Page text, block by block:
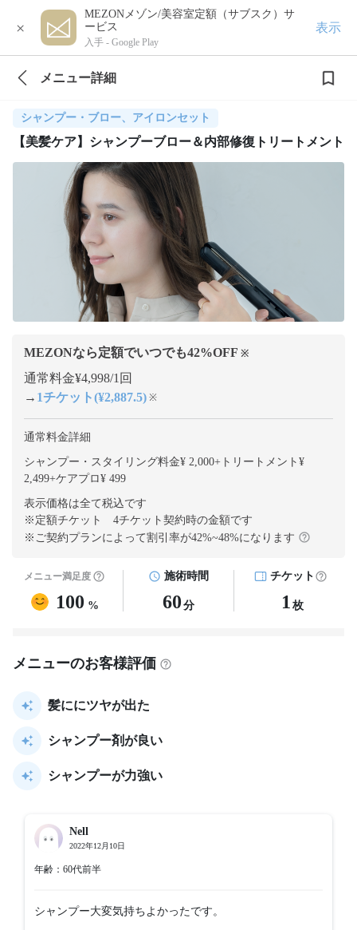
×
MEZONメゾン/美容室定額（サブスク）サ
ービス
入手 - Google Play
表示
メニュー詳細
シャンプー・ブロー、アイロンセット
【美髪ケア】シャンプーブロー＆内部修復トリートメント
MEZONなら定額でいつでも42%OFF ※
通常料金¥4,998/1回
→ 1チケット(¥2,887.5) ※
通常料金詳細
シャンプー・スタイリング料金¥ 2,000+ トリートメント¥
2,499+ケアプロ¥ 499
表示価格は全て税込です
※定額チケット 4チケット契約時の金額です
※ご契約プランによって割引率が42%~48%になります
メニュー満足度
100 %
施術時間
60 分
チケット
1 枚
メニューのお客様評価
髪ににツヤが出た
シャンプー剤が良い
シャンプーが力強い
Nell
2022年12月10日
年齢：60代前半
シャンプー大変気持ちよかったです。